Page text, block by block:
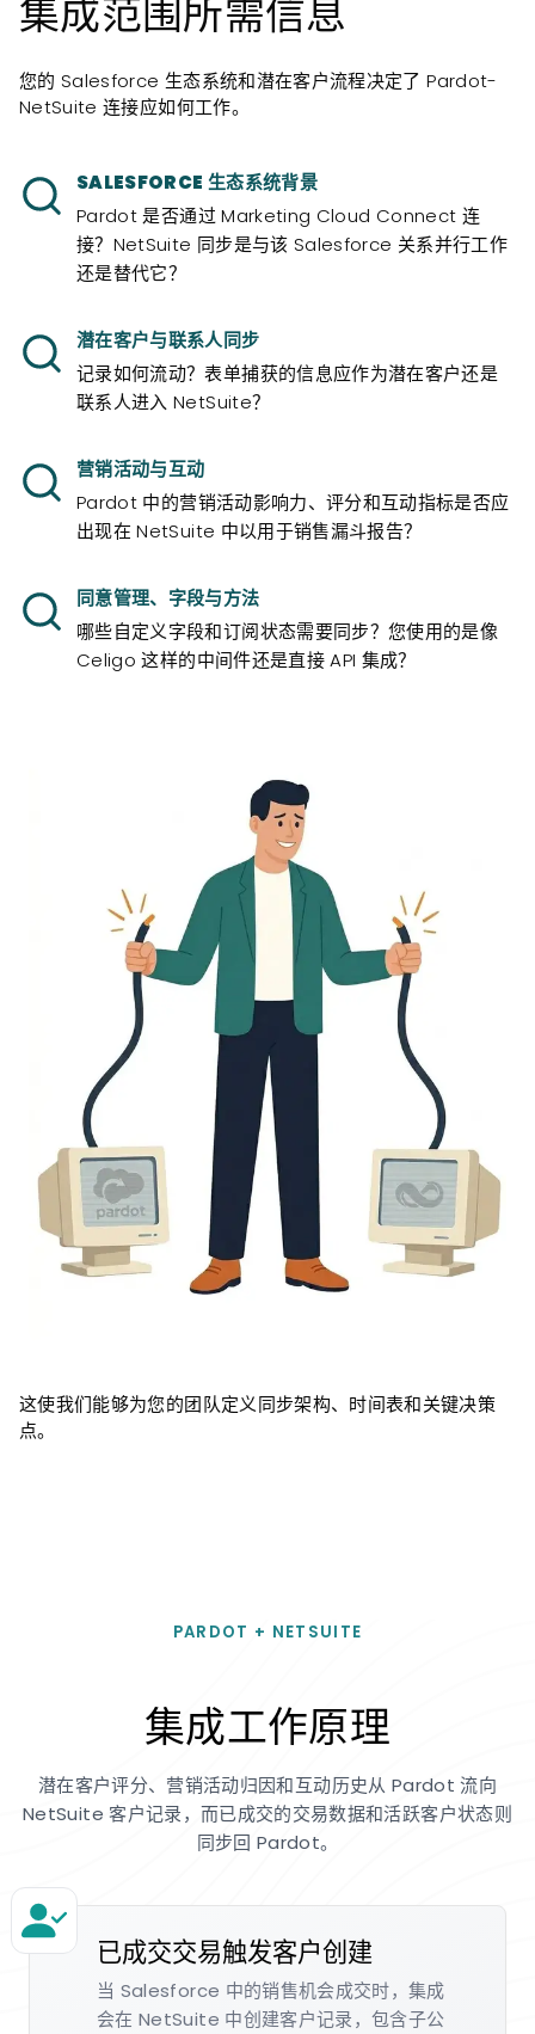
集成范围所需信息
您的 Salesforce 生态系统和潜在客户流程决定了 Pardot-
NetSuite 连接应如何工作。
SALESFORCE 生态系统背景
Pardot 是否通过 Marketing Cloud Connect 连
接？NetSuite 同步是与该 Salesforce 关系并行工作
还是替代它？
潜在客户与联系人同步
记录如何流动？表单捕获的信息应作为潜在客户还是
联系人进入 NetSuite？
营销活动与互动
Pardot 中的营销活动影响力、评分和互动指标是否应
出现在 NetSuite 中以用于销售漏斗报告？
同意管理、字段与方法
哪些自定义字段和订阅状态需要同步？您使用的是像
Celigo 这样的中间件还是直接 API 集成？
这使我们能够为您的团队定义同步架构、时间表和关键决策
点。
PARDOT + NETSUITE
集成工作原理
潜在客户评分、营销活动归因和互动历史从 Pardot 流向
NetSuite 客户记录，而已成交的交易数据和活跃客户状态则
同步回 Pardot。
已成交交易触发客户创建
当 Salesforce 中的销售机会成交时，集成
会在 NetSuite 中创建客户记录，包含子公